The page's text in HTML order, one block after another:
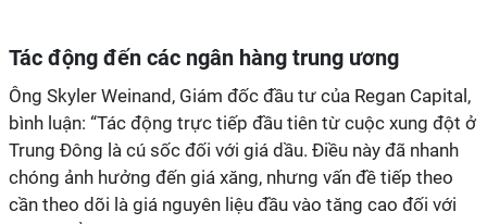
Tác động đến các ngân hàng trung ương
Ông Skyler Weinand, Giám đốc đầu tư của Regan Capital,
bình luận: “Tác động trực tiếp đầu tiên từ cuộc xung đột ở
Trung Đông là cú sốc đối với giá dầu. Điều này đã nhanh
chóng ảnh hưởng đến giá xăng, nhưng vấn đề tiếp theo
cần theo dõi là giá nguyên liệu đầu vào tăng cao đối với